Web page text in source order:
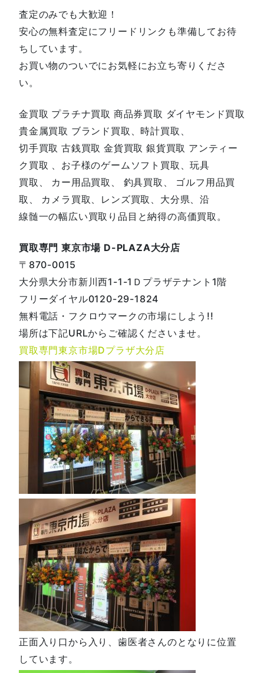
査定のみでも大歓迎！
安心の無料査定にフリードリンクも準備してお待
ちしています。
お買い物のついでにお気軽にお立ち寄りくださ
い。
金買取 プラチナ買取 商品券買取 ダイヤモンド買取
貴金属買取 ブランド買取、時計買取、
切手買取 古銭買取 金貨買取 銀貨買取 アンティー
ク買取 、お子様のゲームソフト買取、玩具
買取、 カー用品買取、 釣具買取、 ゴルフ用品買
取、 カメラ買取、レンズ買取、大分県、沿
線髄一の幅広い買取り品目と納得の高価買取。
買取専門 東京市場 D-PLAZA大分店
〒870-0015
大分県大分市新川西1-1-1Ｄプラザテナント1階
フリーダイヤル0120-29-1824
無料電話・フクロウマークの市場にしよう!!
場所は下記URLからご確認くださいませ。
買取専門東京市場Dプラザ大分店
正面入り口から入り、歯医者さんのとなりに位置
しています。